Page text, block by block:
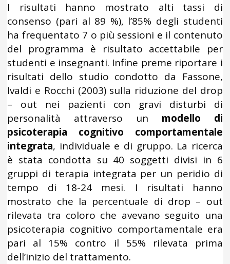
I risultati hanno mostrato alti tassi di
consenso (pari al 89 %), l’85% degli studenti
ha frequentato 7 o più sessioni e il contenuto
del programma è risultato accettabile per
studenti e insegnanti. Infine preme riportare i
risultati dello studio condotto da Fassone,
Ivaldi e Rocchi (2003) sulla riduzione del drop
– out nei pazienti con gravi disturbi di
personalità attraverso un modello di
psicoterapia cognitivo comportamentale
integrata, individuale e di gruppo. La ricerca
è stata condotta su 40 soggetti divisi in 6
gruppi di terapia integrata per un peridio di
tempo di 18-24 mesi. I risultati hanno
mostrato che la percentuale di drop – out
rilevata tra coloro che avevano seguito una
psicoterapia cognitivo comportamentale era
pari al 15% contro il 55% rilevata prima
dell’inizio del trattamento.